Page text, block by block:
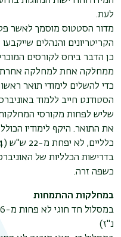
לעת.
מדור הסטטוס מוסמך לאשר
הקריטריונים והנהלים
כן הדבר ביחס לקורסים
ממחלקה אחת למחלקה אחרת
כדי להשלים לימודי תואר
הסטודנט חייב ללמוד
שליש לפחות מקורסי
את התואר. היקף לימודיו
בדרישות הכלליות של
כשפה זרה.
במחלקות ההתמחות
נ"ז)